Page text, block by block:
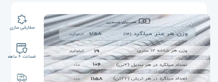
سفارشی سازی
ضمانت ۶ ماهه